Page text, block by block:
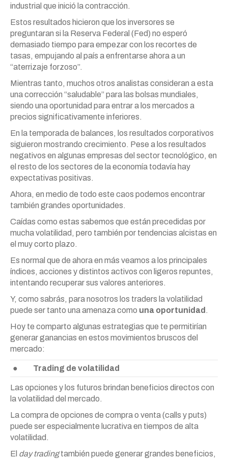
industrial que inició la contracción.
Estos resultados hicieron que los inversores se
preguntaran si la Reserva Federal (Fed) no esperó
demasiado tiempo para empezar con los recortes de
tasas, empujando al país a enfrentarse ahora a un
“aterrizaje forzoso”.
Mientras tanto, muchos otros analistas consideran a esta
una corrección “saludable” para las bolsas mundiales,
siendo una oportunidad para entrar a los mercados a
precios significativamente inferiores.
En la temporada de balances, los resultados corporativos
siguieron mostrando crecimiento. Pese a los resultados
negativos en algunas empresas del sector tecnológico, en
el resto de los sectores de la economía todavía hay
expectativas positivas.
Ahora, en medio de todo este caos podemos encontrar
también grandes oportunidades.
Caídas como estas sabemos que están precedidas por
mucha volatilidad, pero también por tendencias alcistas en
el muy corto plazo.
Es normal que de ahora en más veamos a los principales
índices, acciones y distintos activos con ligeros repuntes,
intentando recuperar sus valores anteriores.
Y, como sabrás, para nosotros los traders la volatilidad
puede ser tanto una amenaza como una oportunidad .
Hoy te comparto algunas estrategias que te permitirían
generar ganancias en estos movimientos bruscos del
mercado:
● Trading de volatilidad
Las opciones y los futuros brindan beneficios directos con
la volatilidad del mercado.
La compra de opciones de compra o venta (calls y puts)
puede ser especialmente lucrativa en tiempos de alta
volatilidad.
El day tradingtambién puede generar grandes beneficios,